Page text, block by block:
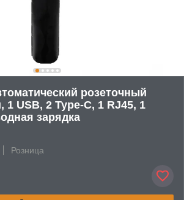
розеточный
1 USB, 2 Type-C, 1 RJ45, 1
зарядка
Розница